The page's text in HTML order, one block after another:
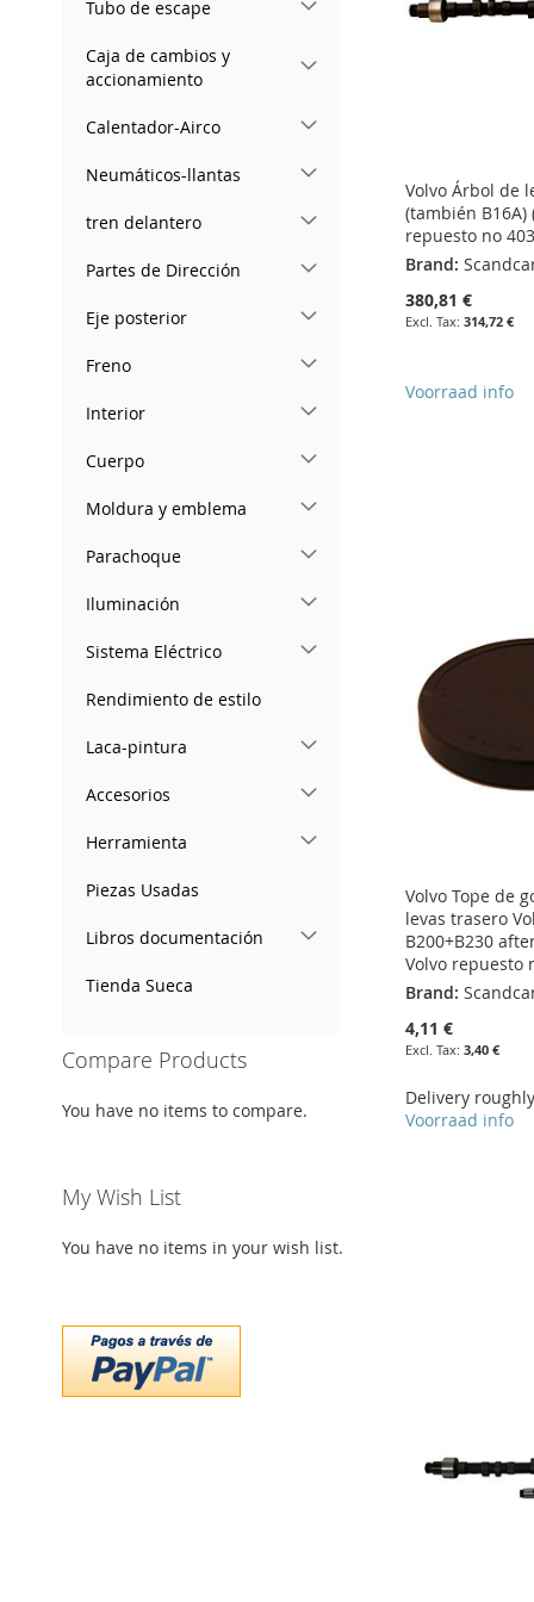
Volvo Árbol de
(también B16A)
repuesto no
Brand:
380,81 €
314,72 €
Voorraad info
ADD
TO
WISH
LIST
ADD
TO
COMPARE
Add to Cart
Add to Cart
Add to Cart
ADD
TO
WISH
LIST
ADD
TO
COMPARE
Volvo Tope de
levas trasero
B200+B230
Volvo repuesto
Brand:
4,11 €
3,40 €
Delivery
Voorraad info
ADD
TO
LIST
ADD
COMPARE
Add to Cart
LIST
COMPARE
ADD
TO
LIST
ADD
COMPARE
TO
WISH
ADD
TO
Tubo de escape
Caja de cambios y
accionamiento
Calentador-Airco
Neumáticos-llantas
tren delantero
Partes de Dirección
Eje posterior
Freno
Interior
Cuerpo
Moldura y emblema
Parachoque
Iluminación
Sistema Eléctrico
Rendimiento de estilo
Laca-pintura
Accesorios
Herramienta
Piezas Usadas
Libros documentación
Tienda Sueca
Compare Products
You have no items to compare.
My Wish List
You have no items in your wish list.